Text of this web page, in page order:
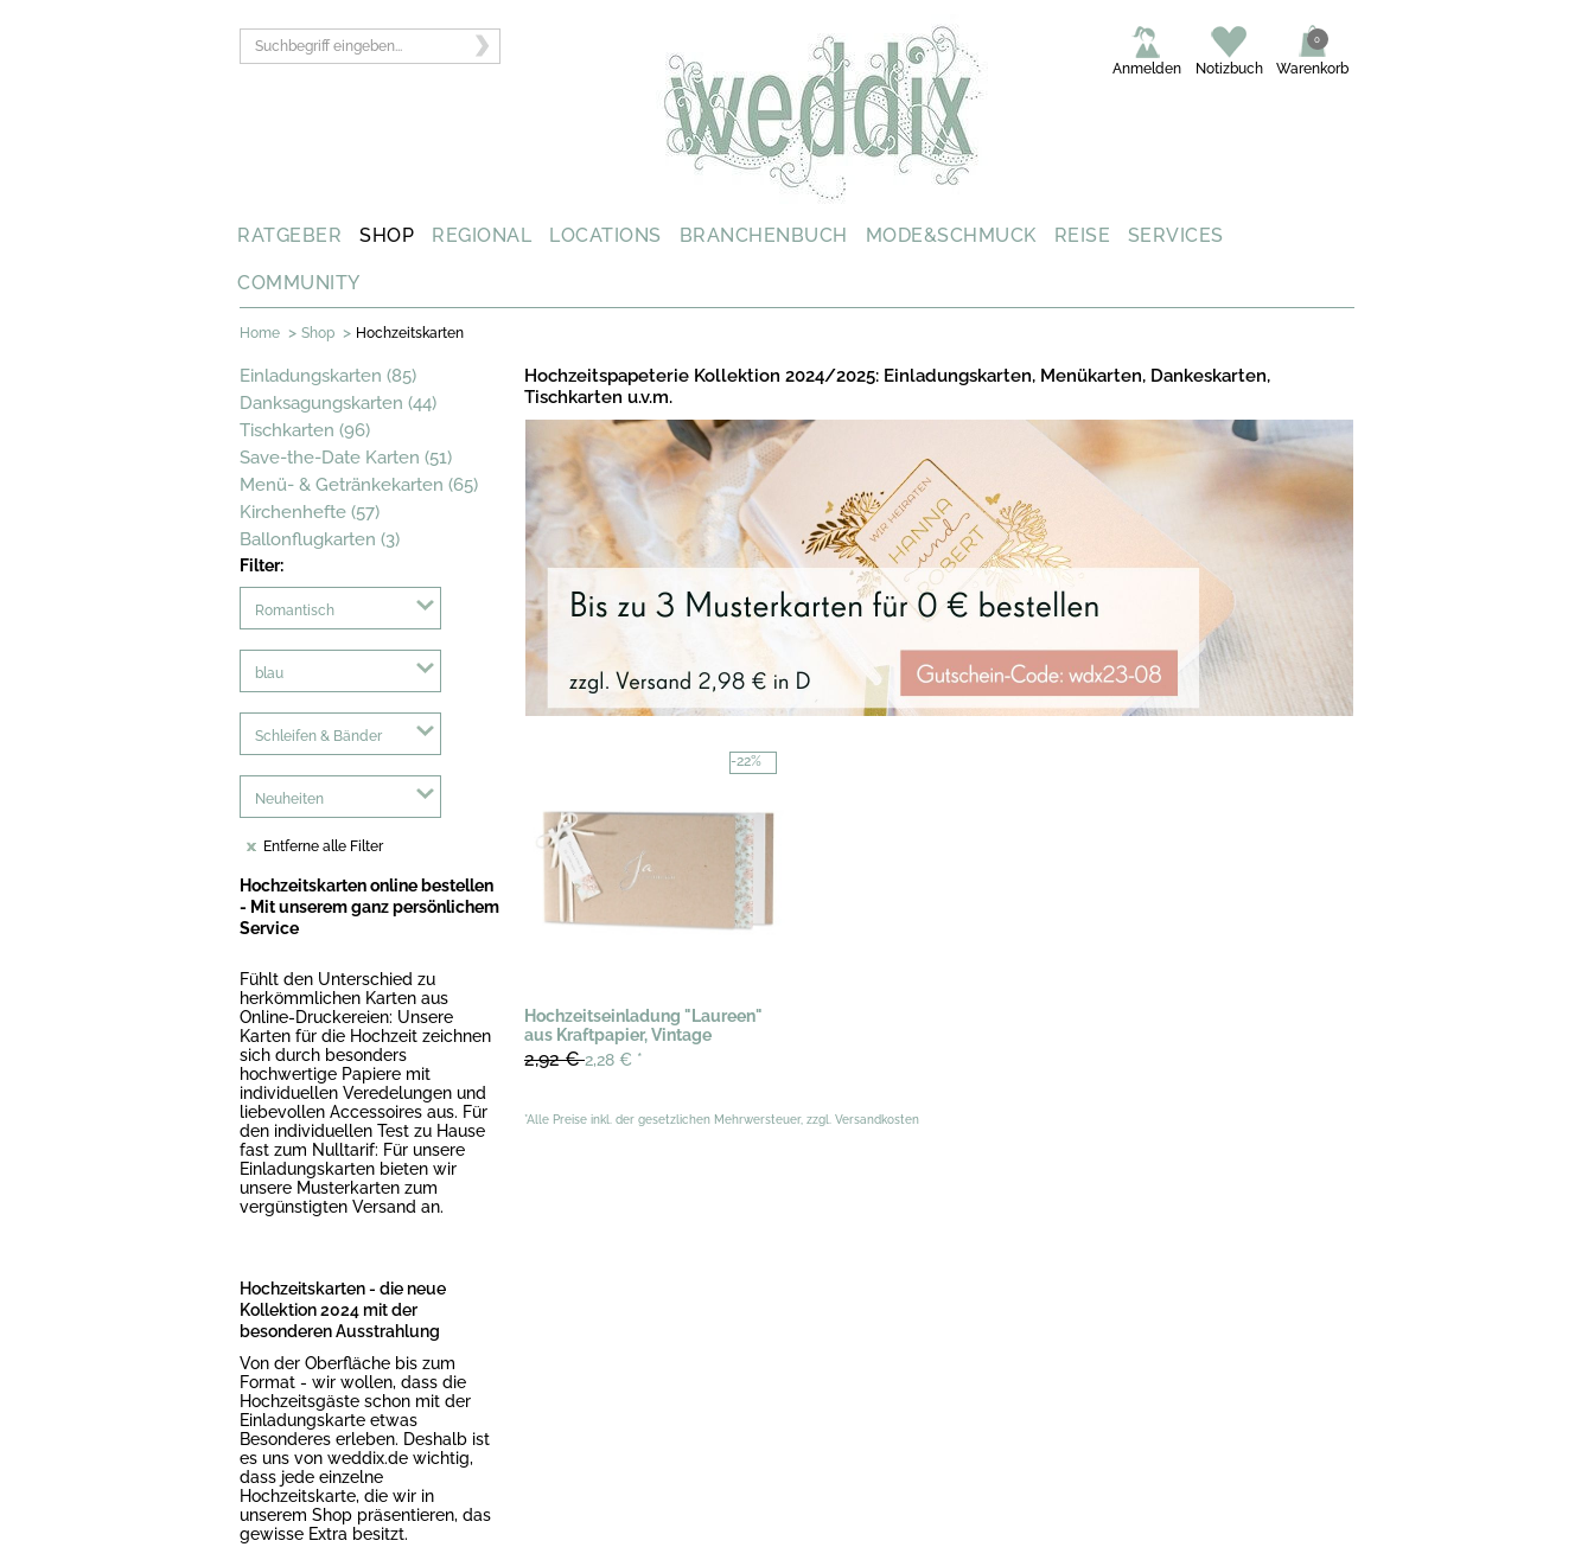
Warenkorb
0
Notizbuch
Anmelden
RATGEBER SHOP REGIONAL LOCATIONS BRANCHENBUCH MODE&SCHMUCK REISE SERVICES
COMMUNITY
Home > Shop > Hochzeitskarten
Einladungskarten (85)
Danksagungskarten (44)
Tischkarten (96)
Save-the-Date Karten (51)
Menü- & Getränkekarten (65)
Kirchenhefte (57)
Ballonflugkarten (3)
Filter:
Romantisch
blau
Schleifen & Bänder
Neuheiten
Entferne alle Filter
Hochzeitskarten online bestellen
- Mit unserem ganz persönlichem
Service
Fühlt den Unterschied zu
herkömmlichen Karten aus
Online-Druckereien: Unsere
Karten für die Hochzeit zeichnen
sich durch besonders
hochwertige Papiere mit
individuellen Veredelungen und
liebevollen Accessoires aus. Für
den individuellen Test zu Hause
fast zum Nulltarif: Für unsere
Einladungskarten bieten wir
unsere Musterkarten zum
vergünstigten Versand an.
Hochzeitskarten - die neue
Kollektion 2024 mit der
besonderen Ausstrahlung
Von der Oberfläche bis zum
Format - wir wollen, dass die
Hochzeitsgäste schon mit der
Einladungskarte etwas
Besonderes erleben. Deshalb ist
es uns von weddix.de wichtig,
dass jede einzelne
Hochzeitskarte, die wir in
unserem Shop präsentieren, das
gewisse Extra besitzt.
Hochzeitspapeterie Kollektion 2024/2025: Einladungskarten, Menükarten, Dankeskarten,
Tischkarten u.v.m.
-22%
Hochzeitseinladung "Laureen"
aus Kraftpapier, Vintage
2,92 €2,28 € *
*Alle Preise inkl. der gesetzlichen Mehrwersteuer, zzgl. Versandkosten